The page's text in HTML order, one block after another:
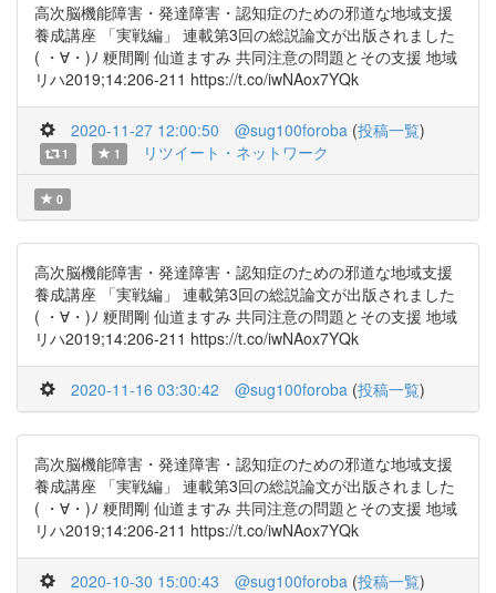
高次脳機能障害・発達障害・認知症のための邪道な地域支援
養成講座 「実戦編」 連載第3回の総説論文が出版されました
( ・∀・)ﾉ 粳間剛 仙道ますみ 共同注意の問題とその支援 地域
リハ2019;14:206-211 https://t.co/iwNAox7YQk
2020-11-27 12:00:50 @sug100foroba (投稿一覧)
1 1 リツイート・ネットワーク
0
高次脳機能障害・発達障害・認知症のための邪道な地域支援
養成講座 「実戦編」 連載第3回の総説論文が出版されました
( ・∀・)ﾉ 粳間剛 仙道ますみ 共同注意の問題とその支援 地域
リハ2019;14:206-211 https://t.co/iwNAox7YQk
2020-11-16 03:30:42 @sug100foroba (投稿一覧)
高次脳機能障害・発達障害・認知症のための邪道な地域支援
養成講座 「実戦編」 連載第3回の総説論文が出版されました
( ・∀・)ﾉ 粳間剛 仙道ますみ 共同注意の問題とその支援 地域
リハ2019;14:206-211 https://t.co/iwNAox7YQk
2020-10-30 15:00:43 @sug100foroba (投稿一覧)